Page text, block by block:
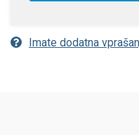
Imate dodatna